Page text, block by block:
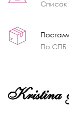
Список
По СПБ